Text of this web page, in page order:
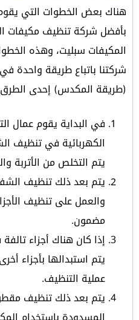
هناك بعض الخطوات التي
بأفضل شركة تنظيف مكيفات
المكيفات سبليت، وهذه
شركتنا باتباع طريقة واحدة
(طريقة المكدس) إحدى
في البداية يقوم عمال
الكهربائية في تنظيف
يتم التخلص من الأتربة
يتم بعد ذلك تنظيف
والعمل على تنظيف
مضمون.
إذا كان هناك أجزاء
يتم استبدالها بأجزاء
عملية التنظيف.
يتم بعد ذلك تنظيف